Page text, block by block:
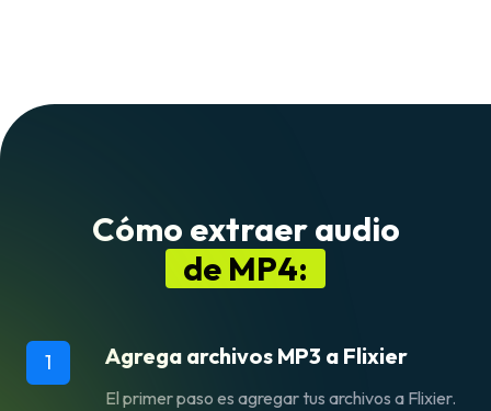
Cómo extraer audio
de MP4:
1 Agrega archivos MP3 a Flixier
El primer paso es agregar tus archivos a Flixier.